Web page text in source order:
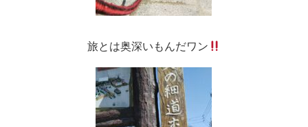
旅とは奥深いもんだワン